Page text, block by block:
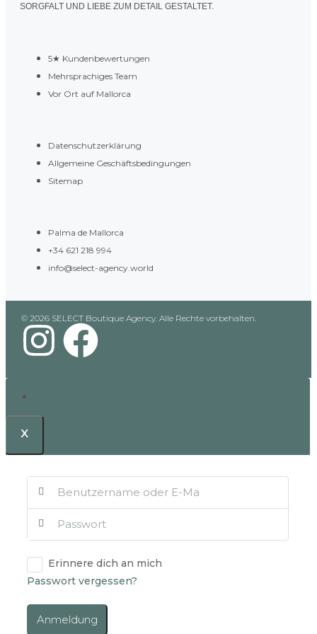
SORGFALT UND LIEBE ZUM DETAIL GESTALTET.
5★ Kundenbewertungen
Mehrsprachiges Team
Vor Ort auf Mallorca
Datenschutzerklärung
Allgemeine Geschäftsbedingungen
Sitemap
Palma de Mallorca
+34 621 218 994
info@select-agency.world
© 2026 SELECT Boutique Agency. Alle Rechte vorbehalten.
x
Erinnere dich an mich
Passwort vergessen?
Anmeldung